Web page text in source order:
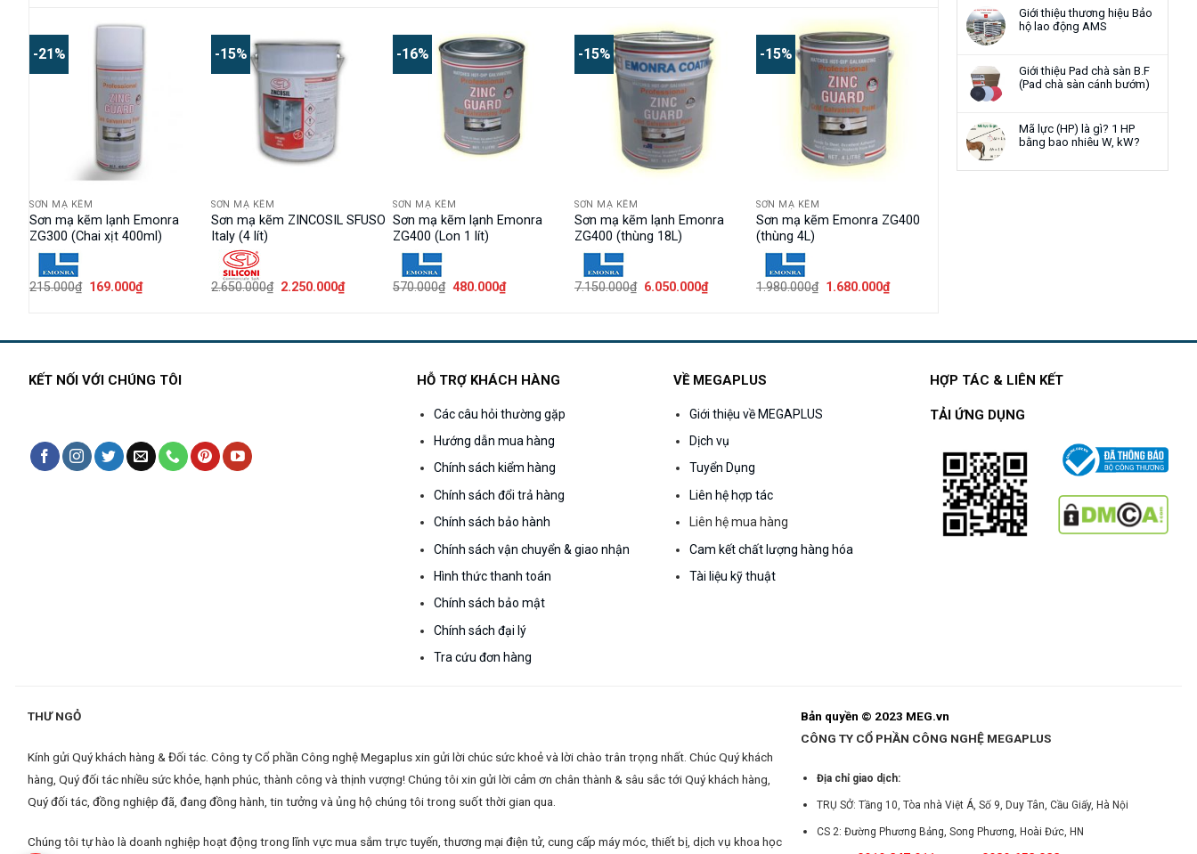
Giới thiệu thương hiệu Bảo
hộ lao động AMS
Giới thiệu Pad chà sàn B.F
(Pad chà sàn cánh bướm)
Mã lực (HP) là gì? 1 HP
bằng bao nhiêu W, kW?
-21%
SƠN MẠ KẼM
Sơn mạ kẽm lạnh Emonra
ZG300 (Chai xịt 400ml)
215.000₫ Giá
169.000₫Giá
hiện
-15%
SƠN MẠ KẼM
Sơn mạ kẽm ZINCOSIL SFUSO
Italy (4 lít)
2.650.000₫ Giá
2.250.000₫Giá
hiện
-16%
SƠN MẠ KẼM
Sơn mạ kẽm lạnh Emonra
ZG400 (Lon 1 lít)
570.000₫ Giá
480.000₫Giá
hiện
-15%
SƠN MẠ KẼM
Sơn mạ kẽm lạnh Emonra
ZG400 (thùng 18L)
7.150.000₫ Giá
6.050.000₫Giá
hiện
-15%
SƠN MẠ KẼM
Sơn mạ kẽm Emonra ZG400
(thùng 4L)
1.980.000₫ Giá
1.680.000₫Giá
hiện
KẾT NỐI VỚI CHÚNG TÔI HỖ TRỢ KHÁCH HÀNG
Các câu hỏi thường gặp
Hướng dẫn mua hàng
Chính sách kiểm hàng
Chính sách đổi trả hàng
Chính sách bảo hành
Chính sách vận chuyển & giao nhận
Hình thức thanh toán
Chính sách bảo mật
Chính sách đại lý
Tra cứu đơn hàng
VỀ MEGAPLUS
Giới thiệu về MEGAPLUS
Dịch vụ
Tuyển Dụng
Liên hệ hợp tác
Liên hệ mua hàng
Cam kết chất lượng hàng hóa
Tài liệu kỹ thuật
HỢP TÁC & LIÊN KẾT
TẢI ỨNG DỤNG
THƯ NGỎ
Kính gửi Quý khách hàng & Đối tác. Công ty Cổ phần Công nghệ Megaplus xin gửi lời chúc sức khoẻ và lời chào trân trọng nhất. Chúc Quý khách
hàng, Quý đối tác nhiều sức khỏe, hạnh phúc, thành công và thịnh vượng! Chúng tôi xin gửi lời cảm ơn chân thành & sâu sắc tới Quý khách hàng,
Quý đối tác, đồng nghiệp đã, đang đồng hành, tin tưởng và ủng hộ chúng tôi trong suốt thời gian qua.
Chúng tôi tự hào là doanh nghiệp hoạt động trong lĩnh vực mua sắm trực tuyến, thương mại điện tử, cung cấp máy móc, thiết bị, dịch vụ khoa học
Bản quyền © 2023 MEG.vn
CÔNG TY CỔ PHẦN CÔNG NGHỆ MEGAPLUS
Địa chỉ giao dịch:
TRỤ SỞ: Tầng 10, Tòa nhà Việt Á, Số 9, Duy Tân, Cầu Giấy, Hà Nội
CS 2: Đường Phương Bảng, Song Phương, Hoài Đức, HN